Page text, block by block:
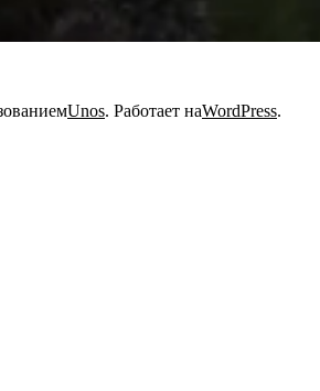
Unos. Работает наWordPress.